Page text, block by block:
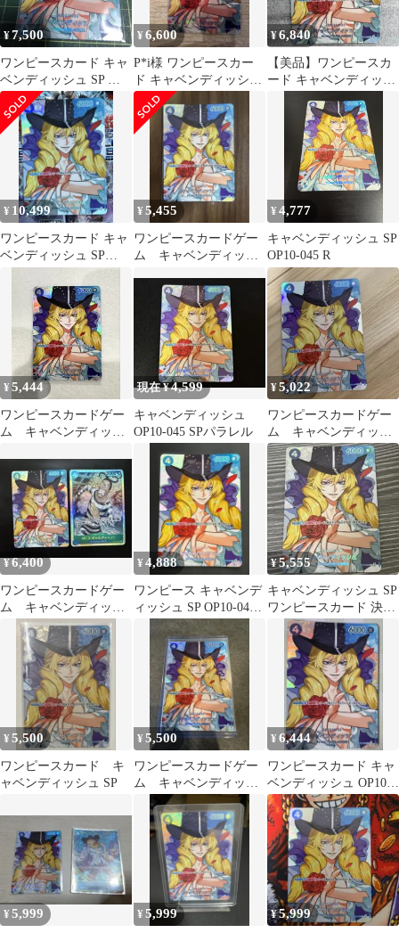
¥7,500
ワンピースカード キャ
ベンディッシュ SP 決
戦の刻
¥6,600
P*i様 ワンピースカー
ド キャベンディッシュ
OP10-045 SP 青
¥6,840
【美品】ワンピースカ
ード キャベンディッシ
ュ SP OP10-045 決戦の
¥ 10,499
ワンピースカード キャ
ベンディッシュ SP
¥5,455
ワンピースカードゲー
ム キャベンディッシ
¥4,777
キャベンディッシュ SP
OP10-045 R
¥5,444
ワンピースカードゲー
ム キャベンディッシ
現在 ¥4,599
キャベンディッシュ
OP10-045 SPパラレル
¥5,022
ワンピースカードゲー
ム キャベンディッシ
ュ sp
¥6,400
ワンピースカードゲー
ム キャベンディッシ
ュ SP ギャルディーノ
¥4,888
ワンピース キャベンデ
ィッシュ SP OP10-045
ko578
¥5,555
キャベンディッシュ SP
ワンピースカード 決戦
の刻
¥5,500
ワンピースカード キ
ャベンディッシュ SP
¥5,500
ワンピースカードゲー
ム キャベンディッシ
ュ SP OP10-045 決戦の
¥6,444
ワンピースカード キャ
ベンディッシュ OP10-
045 決戦の刻
¥5,999 ¥5,999 ¥5,999